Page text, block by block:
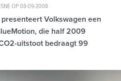
OP08-09-2008
Volkswagen een
die half 2009
uitstoot bedraagt 99